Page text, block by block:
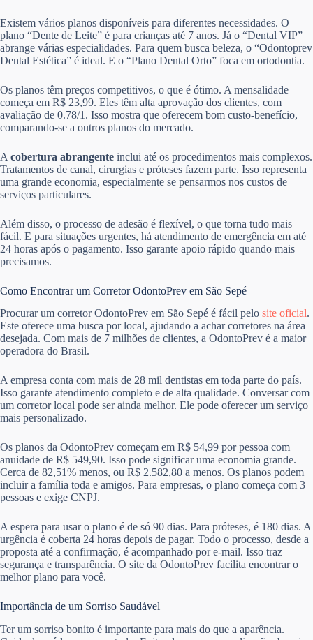
Existem vários planos disponíveis para diferentes necessidades. O
plano “Dente de Leite” é para crianças até 7 anos. Já o “Dental VIP”
abrange várias especialidades. Para quem busca beleza, o “Odontoprev
Dental Estética” é ideal. E o “Plano Dental Orto” foca em ortodontia.
Os planos têm preços competitivos, o que é ótimo. A mensalidade
começa em R$ 23,99. Eles têm alta aprovação dos clientes, com
avaliação de 0.78/1. Isso mostra que oferecem bom custo-benefício,
comparando-se a outros planos do mercado.
A cobertura abrangente inclui até os procedimentos mais complexos.
Tratamentos de canal, cirurgias e próteses fazem parte. Isso representa
uma grande economia, especialmente se pensarmos nos custos de
serviços particulares.
Além disso, o processo de adesão é flexível, o que torna tudo mais
fácil. E para situações urgentes, há atendimento de emergência em até
24 horas após o pagamento. Isso garante apoio rápido quando mais
precisamos.
Como Encontrar um Corretor OdontoPrev em São Sepé
Procurar um corretor OdontoPrev em São Sepé é fácil pelo site oficial.
Este oferece uma busca por local, ajudando a achar corretores na área
desejada. Com mais de 7 milhões de clientes, a OdontoPrev é a maior
operadora do Brasil.
A empresa conta com mais de 28 mil dentistas em toda parte do país.
Isso garante atendimento completo e de alta qualidade. Conversar com
um corretor local pode ser ainda melhor. Ele pode oferecer um serviço
mais personalizado.
Os planos da OdontoPrev começam em R$ 54,99 por pessoa com
anuidade de R$ 549,90. Isso pode significar uma economia grande.
Cerca de 82,51% menos, ou R$ 2.582,80 a menos. Os planos podem
incluir a família toda e amigos. Para empresas, o plano começa com 3
pessoas e exige CNPJ.
A espera para usar o plano é de só 90 dias. Para próteses, é 180 dias. A
urgência é coberta 24 horas depois de pagar. Todo o processo, desde a
proposta até a confirmação, é acompanhado por e-mail. Isso traz
segurança e transparência. O site da OdontoPrev facilita encontrar o
melhor plano para você.
Importância de um Sorriso Saudável
Ter um sorriso bonito é importante para mais do que a aparência.